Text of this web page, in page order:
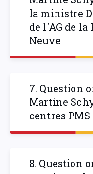
la ministre
de l'AG de la
Neuve
7. Question
Martine
centres
8. Question